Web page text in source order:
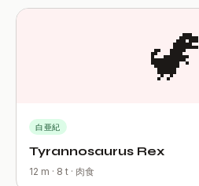
🦖
白亜紀
Tyrannosaurus Rex
12 m · 8 t · 肉食